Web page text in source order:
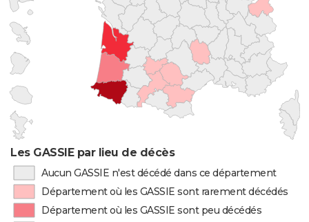
Les GASSIE par lieu de décès
Aucun GASSIE n'est décédé dans ce département
Département où les GASSIE sont rarement décédés
Département où les GASSIE sont peu décédés